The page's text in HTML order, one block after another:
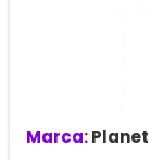
Marca:Planet